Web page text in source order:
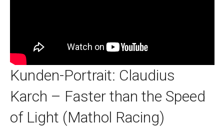
Kunden-Portrait: Claudius
Karch – Faster than the Speed
of Light (Mathol Racing)